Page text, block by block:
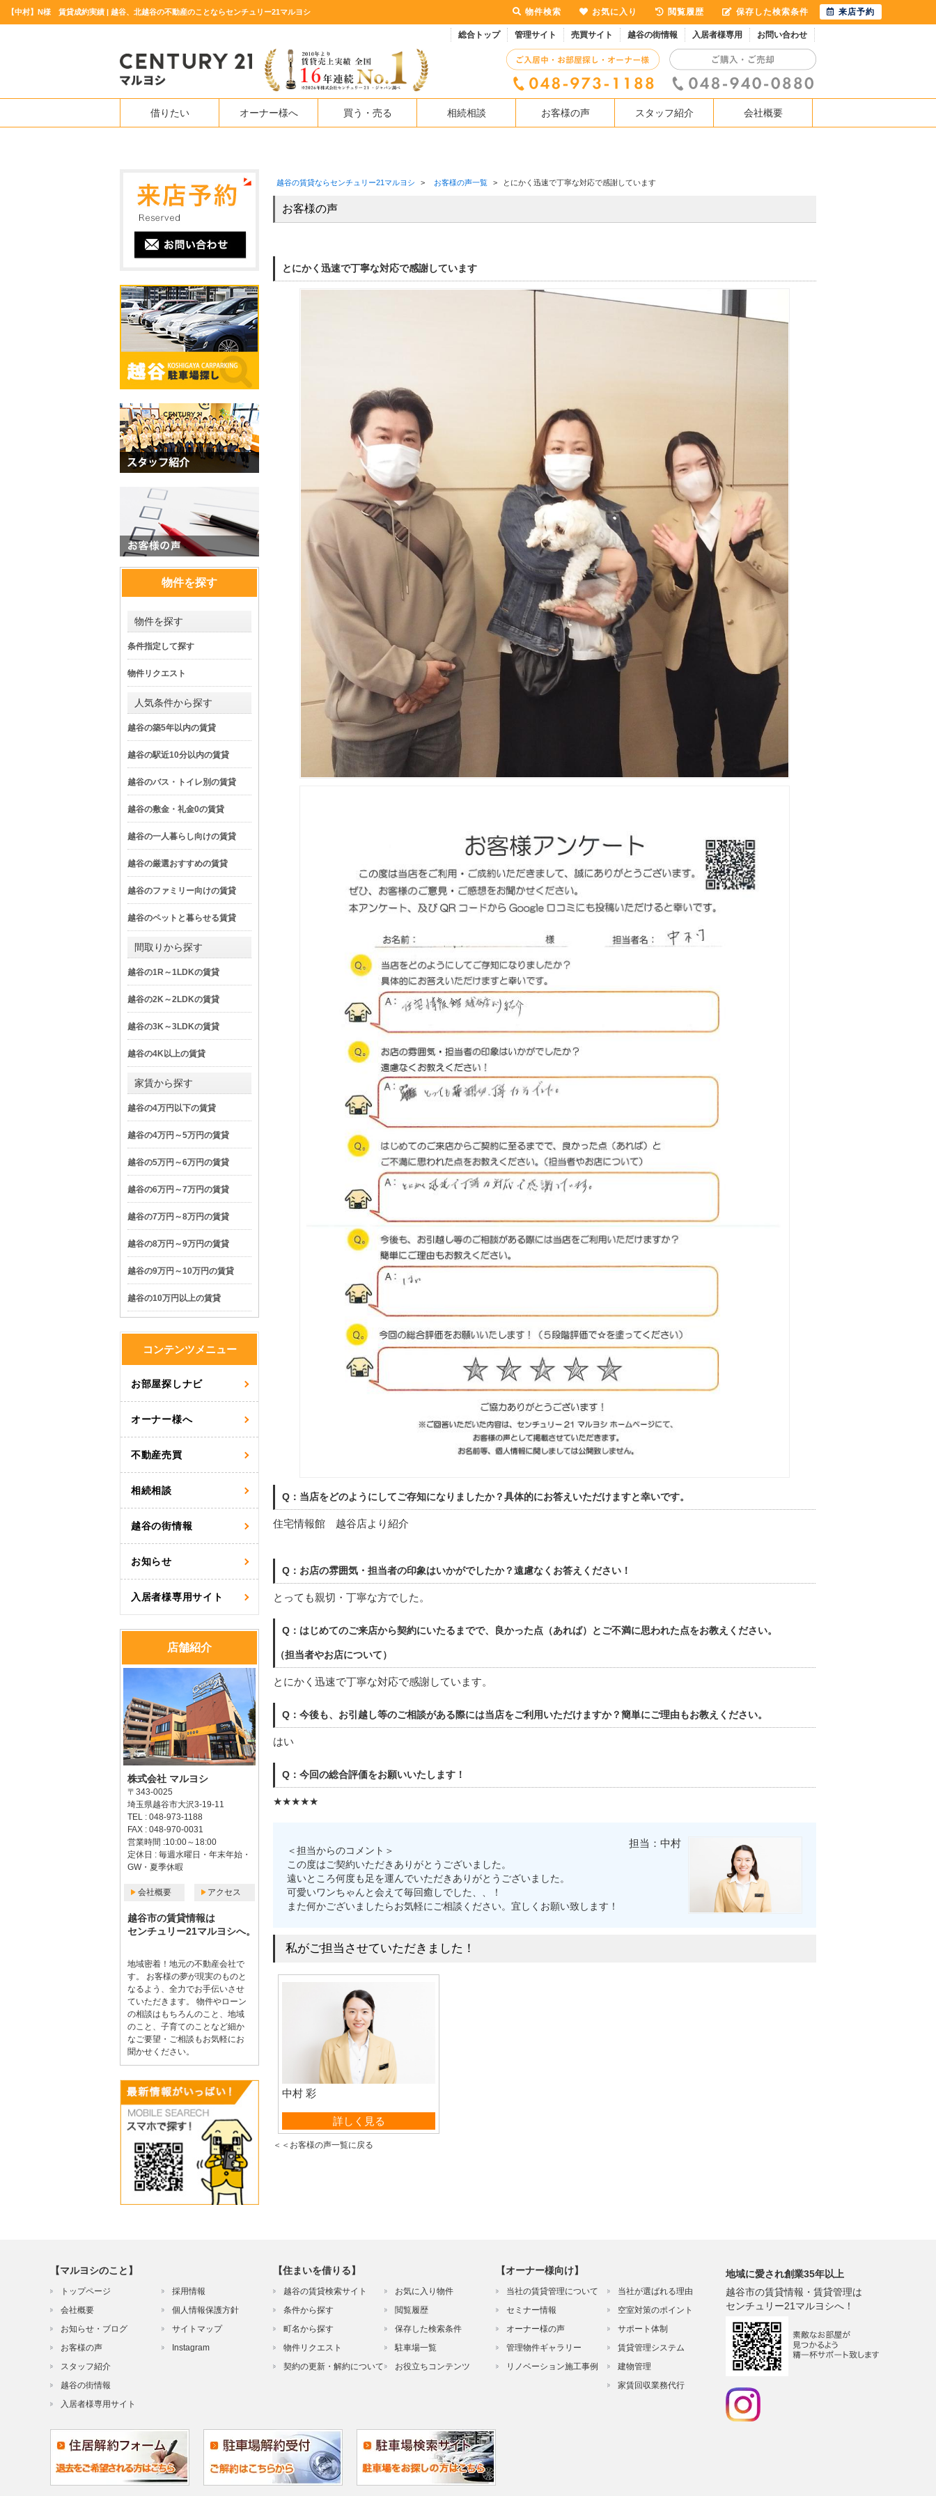
【中村】N様 賃貸成約実績 | 越谷、北越谷の不動産のことならセンチュリー21マルヨシ
総合トップ 管理サイト 売買サイト 越谷の街情報 入居者様専用 お問い合わせ
借りたい オーナー様へ 買う・売る 相続相談 お客様の声 スタッフ紹介 会社概要
越谷の賃貸ならセンチュリー21マルヨシ > お客様の声一覧 > とにかく迅速で丁寧な対応で感謝しています
お客様の声
とにかく迅速で丁寧な対応で感謝しています
Q：当店をどのようにしてご存知になりましたか？具体的にお答えいただけますと幸いです。
住宅情報館 越谷店より紹介
Q：お店の雰囲気・担当者の印象はいかがでしたか？遠慮なくお答えください！
とっても親切・丁寧な方でした。
Q：はじめてのご来店から契約にいたるまでで、良かった点（あれば）とご不満に思われた点をお教えください。
（担当者やお店について）
とにかく迅速で丁寧な対応で感謝しています。
Q：今後も、お引越し等のご相談がある際には当店をご利用いただけますか？簡単にご理由もお教えください。
はい
Q：今回の総合評価をお願いいたします！
★★★★★
＜担当からのコメント＞
この度はご契約いただきありがとうございました。
遠いところ何度も足を運んでいただきありがとうございました。
可愛いワンちゃんと会えて毎回癒しでした、、！
また何かございましたらお気軽にご相談ください。宜しくお願い致します！
担当：中村
私がご担当させていただきました！
中村 彩
売買営業部 事務詳しく見る
＜＜お客様の声一覧に戻る
物件を探す
物件を探す
条件指定して探す
物件リクエスト
人気条件から探す
越谷の築5年以内の賃貸
越谷の駅近10分以内の賃貸
越谷のバス・トイレ別の賃貸
越谷の敷金・礼金0の賃貸
越谷の一人暮らし向けの賃貸
越谷の厳選おすすめの賃貸
越谷のファミリー向けの賃貸
越谷のペットと暮らせる賃貸
間取りから探す
越谷の1R～1LDKの賃貸
越谷の2K～2LDKの賃貸
越谷の3K～3LDKの賃貸
越谷の4K以上の賃貸
家賃から探す
越谷の4万円以下の賃貸
越谷の4万円～5万円の賃貸
越谷の5万円～6万円の賃貸
越谷の6万円～7万円の賃貸
越谷の7万円～8万円の賃貸
越谷の8万円～9万円の賃貸
越谷の9万円～10万円の賃貸
越谷の10万円以上の賃貸
コンテンツメニュー
お部屋探しナビ
オーナー様へ
不動産売買
相続相談
越谷の街情報
お知らせ
入居者様専用サイト
店舗紹介
株式会社 マルヨシ
〒343-0025
埼玉県越谷市大沢3-19-11
TEL : 048-973-1188
FAX : 048-970-0031
営業時間 :10:00～18:00
定休日 : 毎週水曜日・年末年始・
GW・夏季休暇
会社概要 アクセス
越谷市の賃貸情報は
センチュリー21マルヨシへ。
地域密着！地元の不動産会社で
す。 お客様の夢が現実のものと
なるよう、全力でお手伝いさせ
ていただきます。 物件やローン
の相談はもちろんのこと、地域
のこと、子育てのことなど細か
なご要望・ご相談もお気軽にお
聞かせください。
【マルヨシのこと】
トップページ
会社概要
お知らせ・ブログ
お客様の声
スタッフ紹介
越谷の街情報
入居者様専用サイト
採用情報
個人情報保護方針
サイトマップ
Instagram
【住まいを借りる】
越谷の賃貸検索サイト
条件から探す
町名から探す
物件リクエスト
契約の更新・解約について
お気に入り物件
閲覧履歴
保存した検索条件
駐車場一覧
お役立ちコンテンツ
【オーナー様向け】
当社の賃貸管理について
セミナー情報
オーナー様の声
管理物件ギャラリー
リノベーション施工事例
当社が選ばれる理由
空室対策のポイント
サポート体制
賃貸管理システム
建物管理
家賃回収業務代行
地域に愛され創業35年以上
越谷市の賃貸情報・賃貸管理は
センチュリー21マルヨシへ！
物件検索 お気に入り 閲覧履歴 保存した検索条件 来店予約